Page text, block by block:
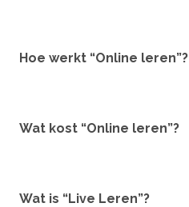
Hoe werkt “Online leren”?
Wat kost “Online leren”?
Wat is “Live Leren”?